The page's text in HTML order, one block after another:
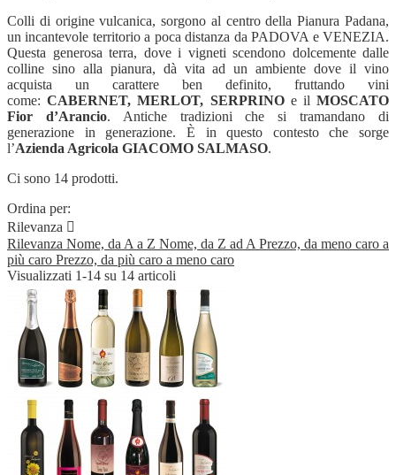
Colli di origine vulcanica, sorgono al centro della Pianura Padana,
un incantevole territorio a poca distanza da PADOVA e VENEZIA.
Questa generosa terra, dove i vigneti scendono dolcemente dalle
colline sino alla pianura, dà vita ad un ambiente dove il vino
acquista un carattere ben definito, fruttando vini
come:CABERNET, MERLOT, SERPRINOe ilMOSCATO
Fior d’Arancio. Antiche tradizioni che si tramandano di
generazione in generazione. È in questo contesto che sorge
l’Azienda Agricola GIACOMO SALMASO.
Ci sono 14 prodotti.
Ordina per:
Rilevanza 
Rilevanza Nome, da A a Z Nome, da Z ad APrezzo, da meno caro a
più caro Prezzo, da più caro a meno caro
Visualizzati 1-14 su 14 articoli